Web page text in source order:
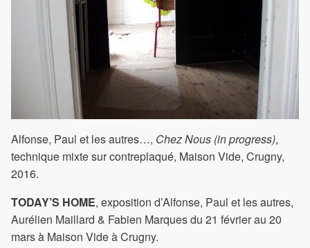
Alfonse, Paul et les autres…, Chez Nous (in progress),
technique mixte sur contreplaqué, Maison Vide, Crugny,
2016.
TODAY’S HOME, exposition d’Alfonse, Paul et les autres,
Aurélien Maillard & Fabien Marques du 21 février au 20
mars à Maison Vide à Crugny.